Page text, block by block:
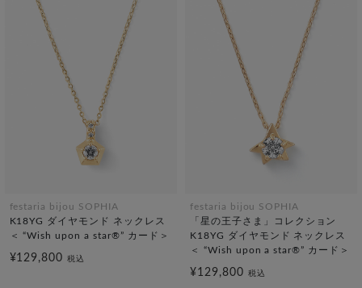
festaria bijou SOPHIA
K18YG ダイヤモンド ネックレス
＜ “Wish upon a star®” カード＞
¥129,800税込
festaria bijou SOPHIA
「星の王子さま」コレクション
K18YG ダイヤモンド ネックレス
＜ “Wish upon a star®” カード＞
¥129,800 税込